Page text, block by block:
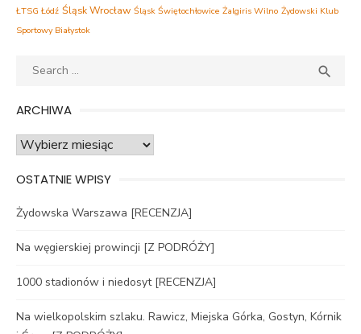
ŁTSG Łódź Śląsk Wrocław Śląsk Świętochłowice Żalgiris Wilno Żydowski Klub
Sportowy Białystok
Search

ARCHIWA
Archiwa
OSTATNIE WPISY
Żydowska Warszawa [RECENZJA]
Na węgierskiej prowincji [Z PODRÓŻY]
1000 stadionów i niedosyt [RECENZJA]
Na wielkopolskim szlaku. Rawicz, Miejska Górka, Gostyn, Kórnik